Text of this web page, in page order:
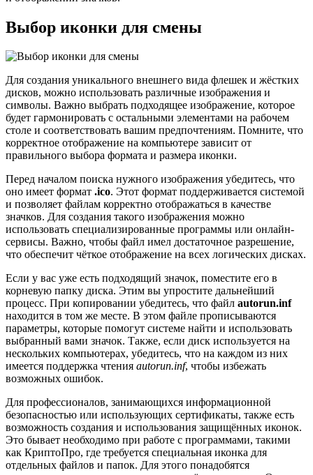
Выбор иконки для смены
Для создания уникального внешнего вида флешек и жёстких
дисков, можно использовать различные изображения и
символы. Важно выбрать подходящее изображение, которое
будет гармонировать с остальными элементами на рабочем
столе и соответствовать вашим предпочтениям. Помните, что
корректное отображение на компьютере зависит от
правильного выбора формата и размера иконки.
Перед началом поиска нужного изображения убедитесь, что
оно имеет формат .ico. Этот формат поддерживается системой
и позволяет файлам корректно отображаться в качестве
значков. Для создания такого изображения можно
использовать специализированные программы или онлайн-
сервисы. Важно, чтобы файл имел достаточное разрешение,
что обеспечит чёткое отображение на всех логических дисках.
Если у вас уже есть подходящий значок, поместите его в
корневую папку диска. Этим вы упростите дальнейший
процесс. При копировании убедитесь, что файл autorun.inf
находится в том же месте. В этом файле прописываются
параметры, которые помогут системе найти и использовать
выбранный вами значок. Также, если диск используется на
нескольких компьютерах, убедитесь, что на каждом из них
имеется поддержка чтения autorun.inf, чтобы избежать
возможных ошибок.
Для профессионалов, занимающихся информационной
безопасностью или использующих сертификаты, также есть
возможность создания и использования защищённых иконок.
Это бывает необходимо при работе с программами, такими
как КриптоПро, где требуется специальная иконка для
отдельных файлов и папок. Для этого понадобятся